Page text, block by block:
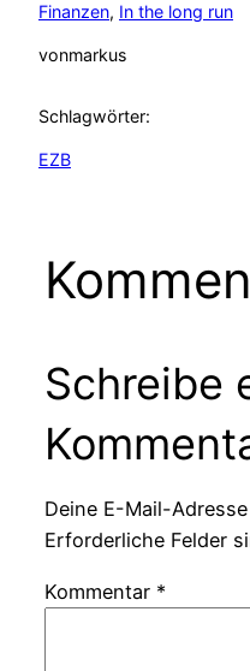
Finanzen, In the long run
vonmarkus
Schlagwörter:
EZB
Schreibe
Deine E-Mail-
Erforderliche Felder
Kommentar *